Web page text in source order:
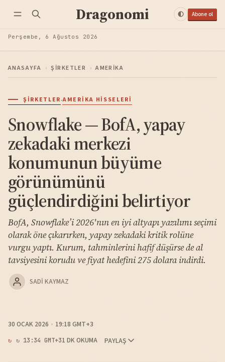
Dragonomi Abone ol
Perşembe, 6 Ağustos 2026
ANASAYFA › ŞIRKETLER › AMERIKA
ŞIRKETLER·AMERIKA HISSELERI
Snowflake — BofA, yapay
zekadaki merkezi
konumunun büyüme
görünümünü
güçlendirdiğini belirtiyor
BofA, Snowflake’i 2026'nın en iyi altyapı yazılımı seçimi
olarak öne çıkarırken, yapay zekadaki kritik rolüne
vurgu yaptı. Kurum, tahminlerini hafif düşürse de al
tavsiyesini korudu ve fiyat hedefini 275 dolara indirdi.
SADI KAYMAZ
30 OCAK 2026 19:18 GMT+3
↻ 13:34 GMT+31 DK OKUMA PAYLAŞ